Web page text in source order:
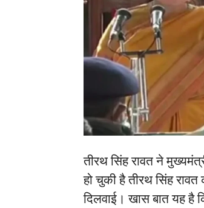
तीरथ सिंह रावत ने
हो चुकी है तीरथ सिंह रावत
दिलवाई। खास बात यह